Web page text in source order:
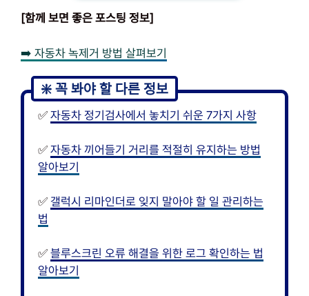
[함께 보면 좋은 포스팅 정보]
➡️ 자동차 녹제거 방법 살펴보기
✅ 자동차 정기검사에서 놓치기 쉬운 7가지 사항
✅ 자동차 끼어들기 거리를 적절히 유지하는 방법
알아보기
✅ 갤럭시 리마인더로 잊지 말아야 할 일 관리하는
법
✅ 블루스크린 오류 해결을 위한 로그 확인하는 법
알아보기